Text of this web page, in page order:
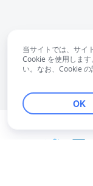
当サイトでは、サイ
Cookie を使用しま
い。なお、Cookie の
OK